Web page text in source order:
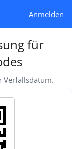
Anmelden
für
Verfallsdatum.